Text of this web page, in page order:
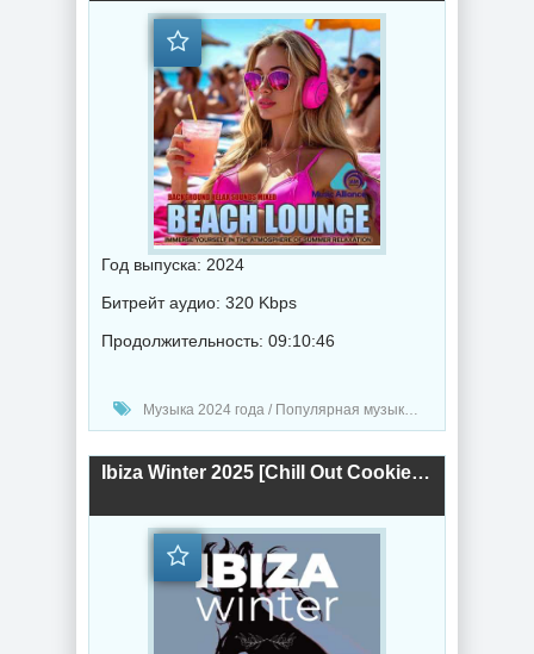
Год выпуска: 2024
Битрейт аудио: 320 Kbps
Продолжительность: 09:10:46
Музыка 2024 года / Популярная музыка / Музыка VA / Chillout music
Ibiza Winter 2025 [Chill Out Cookies From The Heart] (2025) торрент